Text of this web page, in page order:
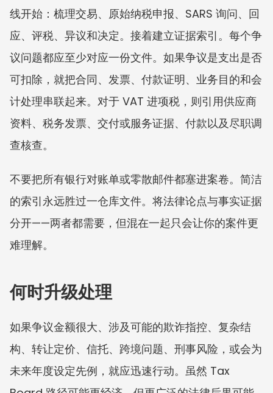
线开始：梳理交易、原始纳税申报、SARS 询问、回
应、评税、异议和决定。接着建立证据索引。每个争
议问题都应至少对应一份文件。如果争议是支出是否
可扣除，就把合同、发票、付款证明、业务目的和会
计处理串联起来。对于 VAT 进项税，则引用供应商
资料、税务发票、交付或服务证据、付款以及尽职调
查核查。
不要把所有银行对账单或零散邮件都塞进案卷。简洁
的索引永远胜过一仓库文件。将法律论点与事实证据
分开——两者都需要，但混在一起只会让你的案件更
难理解。
何时升级处理
如果争议金额很大、涉及可能的欺诈指控、复杂结
构、转让定价、信托、跨境问题、刑事风险，或会为
未来年度设定先例，就应迅速行动。虽然 Tax